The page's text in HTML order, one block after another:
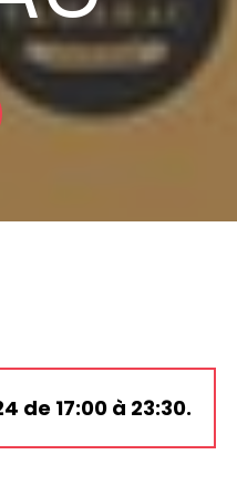
de 17:00 à 23:30.